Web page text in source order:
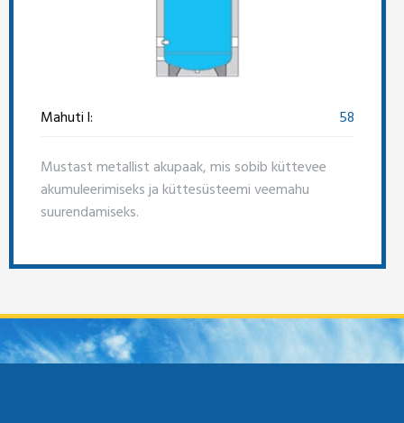
Mahuti l: 58
Mustast metallist akupaak, mis sobib küttevee
akumuleerimiseks ja küttesüsteemi veemahu
suurendamiseks.